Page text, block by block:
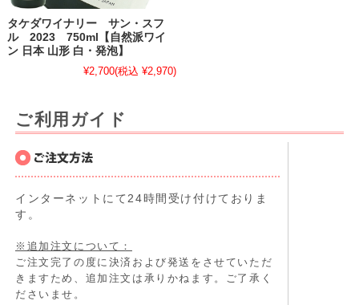
タケダワイナリー サン・スフ
ル 2023 750ml【自然派ワイ
ン 日本 山形 白・発泡】
¥2,700(税込 ¥2,970)
ご利用ガイド
インターネットにて24時間受け付けておりま
す。
※追加注文について：
ご注文完了の度に決済および発送をさせていただ
きますため、追加注文は承りかねます。ご了承く
ださいませ。